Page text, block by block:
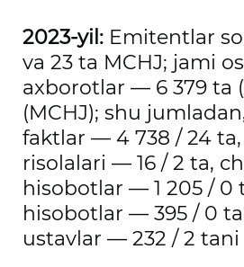
2023-yil: Emitentlar
va 23 ta MCHJ; jami
axborotlar — 6 379 ta
(MCHJ); shu
faktlar — 4 738 / 24
risolalari — 16 / 2 ta,
hisobotlar — 1 205 / 0
hisobotlar — 395 / 0
ustavlar — 232 / 2